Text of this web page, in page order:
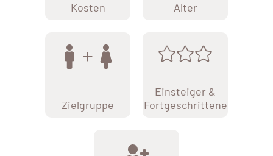
Kosten Alter
Zielgruppe
Einsteiger &
Fortgeschrittene